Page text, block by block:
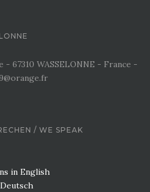
- 67310 WASSELONNE - France -
/ WE SPEAK
in English